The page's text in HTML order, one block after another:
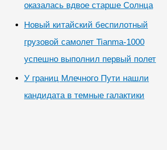
оказалась вдвое старше Солнца
Новый китайский беспилотный
грузовой самолет Tianma-1000
успешно выполнил первый полет
У границ Млечного Пути нашли
кандидата в темные галактики